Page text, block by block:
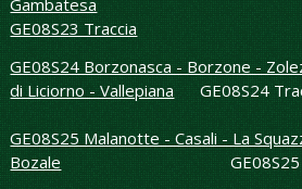
Gambatesa
GE08S23 Traccia
GE08S24 Borzonasca - Borzone -
di Liciorno - VallepianaGE08S24
GE08S25 Malanotte - Casali - La
Bozale GE08S25